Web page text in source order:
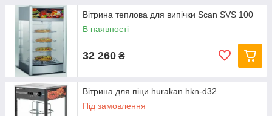
Вітрина теплова для випічки Scan SVS 100
В наявності
32 260 ₴
Вітрина для піци hurakan hkn-d32
Під замовлення